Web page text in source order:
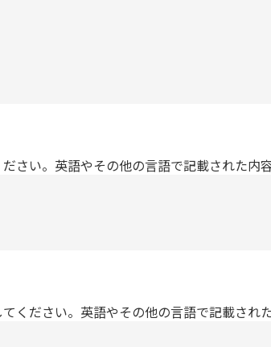
さい。英語やその他の言語で記載された内
ください。英語やその他の言語で記載され